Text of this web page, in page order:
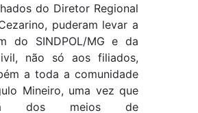
do Diretor Regional
puderam levar a
do SINDPOL/MG e da
não só aos filiados,
a toda a comunidade
Mineiro, uma vez que
dos meios de